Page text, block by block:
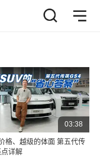
03:38
越级的体面 第五代传
详解